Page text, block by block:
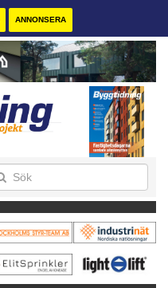
ANNONSERA